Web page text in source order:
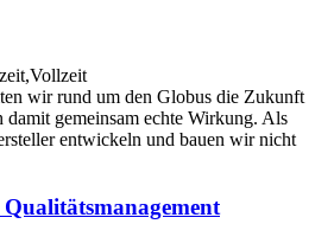
wir rund um den Globus die Zukunft
gemeinsam echte Wirkung. Als
entwickeln und bauen wir nicht